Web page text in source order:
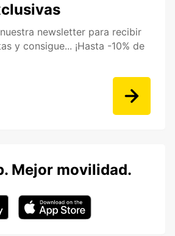
newsletter para recibir
y consigue... ¡Hasta -10% de
Mejor movilidad.